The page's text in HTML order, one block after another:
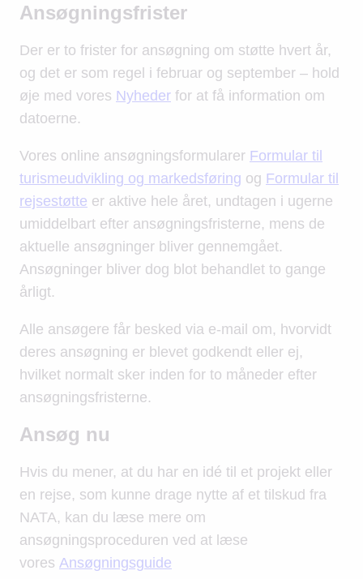
Ansøgningsfrister
Der er to frister for ansøgning om støtte hvert år,
og det er som regel i februar og september – hold
øje med vores Nyheder for at få information om
datoerne.
Vores online ansøgningsformularer Formular til
turismeudvikling og markedsføring og Formular til
rejsestøtte er aktive hele året, undtagen i ugerne
umiddelbart efter ansøgningsfristerne, mens de
aktuelle ansøgninger bliver gennemgået.
Ansøgninger bliver dog blot behandlet to gange
årligt.
Alle ansøgere får besked via e-mail om, hvorvidt
deres ansøgning er blevet godkendt eller ej,
hvilket normalt sker inden for to måneder efter
ansøgningsfristerne.
Ansøg nu
Hvis du mener, at du har en idé til et projekt eller
en rejse, som kunne drage nytte af et tilskud fra
NATA, kan du læse mere om
ansøgningsproceduren ved at læse
vores Ansøgningsguide